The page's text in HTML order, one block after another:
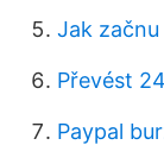
Jak
Převést
Paypal